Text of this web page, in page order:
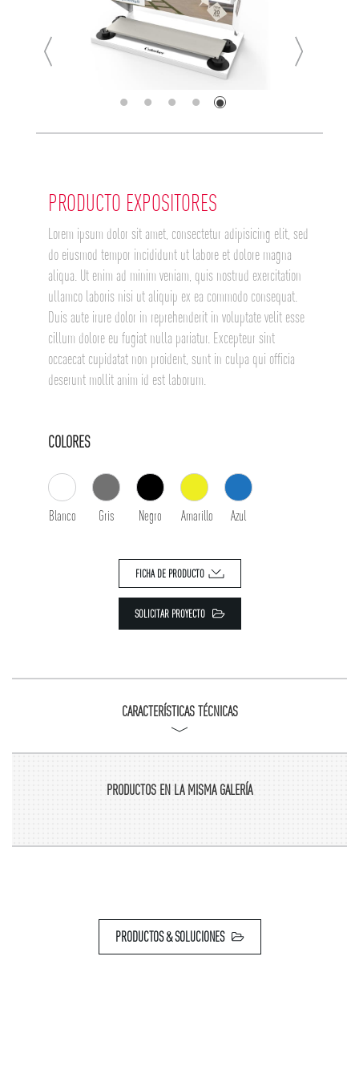
CR2 CR1 EXF EX 360
BK1 BK2 BD2
PRODUCTO EXPOSITORES
PRODUCTO EXPOSITORES
Lorem ipsum dolor sit amet, consectetur adipisicing elit, sed
do eiusmod tempor incididunt ut labore et dolore magna
aliqua. Ut enim ad minim veniam, quis nostrud exercitation
ullamco laboris nisi ut aliquip ex ea commodo consequat.
Duis aute irure dolor in reprehenderit in voluptate velit esse
cillum dolore eu fugiat nulla pariatur. Excepteur sint
occaecat cupidatat non proident, sunt in culpa qui officia
deserunt mollit anim id est laborum.
COLORES
Blanco Gris Negro Amarillo Azul
FICHA DE PRODUCTO
SOLICITAR PROYECTO
CARACTERÍSTICAS TÉCNICAS
PRODUCTOS EN LA MISMA GALERÍA
PRODUCTOS & SOLUCIONES